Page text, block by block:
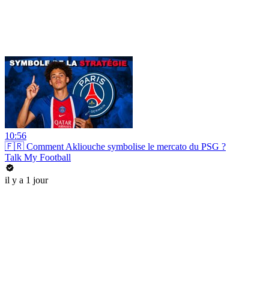
10:56
🇫🇷 Comment Akliouche symbolise le mercato du PSG ?
Talk My Football
il y a 1 jour